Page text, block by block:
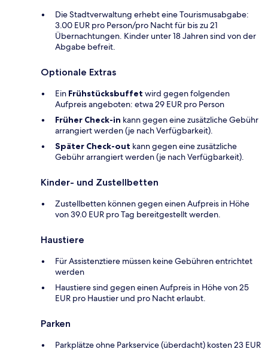
Die Stadtverwaltung erhebt eine Tourismusabgabe:
3.00 EUR pro Person/pro Nacht für bis zu 21
Übernachtungen. Kinder unter 18 Jahren sind von der
Abgabe befreit.
Optionale Extras
Ein Frühstücksbuffet wird gegen folgenden
Aufpreis angeboten: etwa 29 EUR pro Person
Früher Check-in kann gegen eine zusätzliche Gebühr
arrangiert werden (je nach Verfügbarkeit).
Später Check-out kann gegen eine zusätzliche
Gebühr arrangiert werden (je nach Verfügbarkeit).
Kinder- und Zustellbetten
Zustellbetten können gegen einen Aufpreis in Höhe
von 39.0 EUR pro Tag bereitgestellt werden.
Haustiere
Für Assistenztiere müssen keine Gebühren entrichtet
werden
Haustiere sind gegen einen Aufpreis in Höhe von 25
EUR pro Haustier und pro Nacht erlaubt.
Parken
Parkplätze ohne Parkservice (überdacht) kosten 23 EUR